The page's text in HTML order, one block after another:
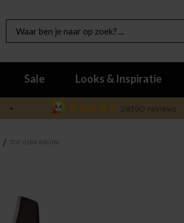
Sale Looks & Inspiratie
/ TOP JUBA BRUIN